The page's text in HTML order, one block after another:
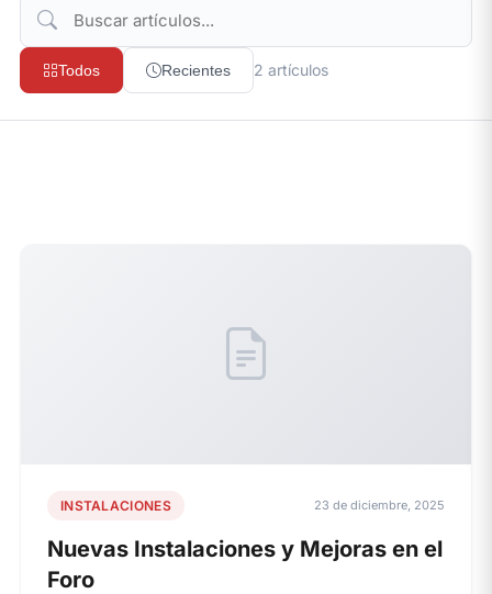
Todos Recientes 2 artículos
INSTALACIONES 23 de diciembre, 2025
Nuevas Instalaciones y Mejoras en el
Foro